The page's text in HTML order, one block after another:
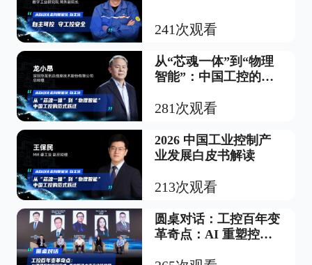
241次观看
从“芯魂一体”到“物理
智能”：中国工控的范
281次观看
2026 中国工业控制产
业发展白皮书解读
213次观看
圆桌对话：工控百年变
革奇点：AI 重塑控制